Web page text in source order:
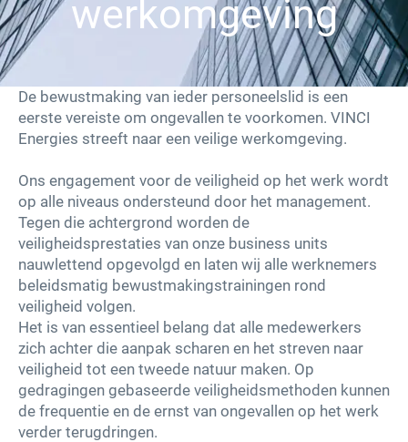
Leveranciers – Aankoop
Innovaties
Onze oplossingen
Nieuws
Werken bij VINCI Facilities
Contacteer ons
linkedinyoutubefacebookinstagram
werkomgeving
De bewustmaking van ieder personeelslid is een
eerste vereiste om ongevallen te voorkomen. VINCI
Energies streeft naar een veilige werkomgeving.
Ons engagement voor de veiligheid op het werk wordt
op alle niveaus ondersteund door het management.
Tegen die achtergrond worden de
veiligheidsprestaties van onze business units
nauwlettend opgevolgd en laten wij alle werknemers
beleidsmatig bewustmakingstrainingen rond
veiligheid volgen.
Het is van essentieel belang dat alle medewerkers
zich achter die aanpak scharen en het streven naar
veiligheid tot een tweede natuur maken. Op
gedragingen gebaseerde veiligheidsmethoden kunnen
de frequentie en de ernst van ongevallen op het werk
verder terugdringen.